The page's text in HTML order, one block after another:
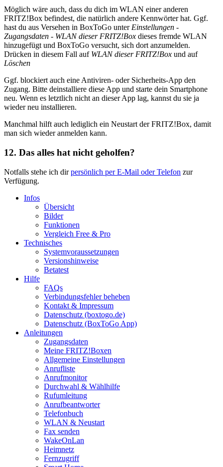
Möglich wäre auch, dass du dich im WLAN einer anderen
FRITZ!Box befindest, die natürlich andere Kennwörter hat. Ggf.
hast du aus Versehen in BoxToGo unter Einstellungen -
Zugangsdaten - WLAN dieser FRITZ!Box dieses fremde WLAN
hinzugefügt und BoxToGo versucht, sich dort anzumelden.
Drücken in diesem Fall auf WLAN dieser FRITZ!Box und auf
Löschen
Ggf. blockiert auch eine Antiviren- oder Sicherheits-App den
Zugang. Bitte deinstalliere diese App und starte dein Smartphone
neu. Wenn es letztlich nicht an dieser App lag, kannst du sie ja
wieder neu installieren.
Manchmal hilft auch lediglich ein Neustart der FRITZ!Box, damit
man sich wieder anmelden kann.
12. Das alles hat nicht geholfen?
Notfalls stehe ich dirpersönlich per E-Mail oder Telefon zur
Verfügung.
Infos
Übersicht
Bilder
Funktionen
Vergleich Free & Pro
Technisches
Systemvoraussetzungen
Versionshinweise
Betatest
Hilfe
FAQs
Verbindungsfehler beheben
Kontakt & Impressum
Datenschutz (boxtogo.de)
Datenschutz (BoxToGo App)
Anleitungen
Zugangsdaten
Meine FRITZ!Boxen
Allgemeine Einstellungen
Anrufliste
Anrufmonitor
Durchwahl & Wählhilfe
Rufumleitung
Anrufbeantworter
Telefonbuch
WLAN & Neustart
Fax senden
WakeOnLan
Heimnetz
Fernzugriff